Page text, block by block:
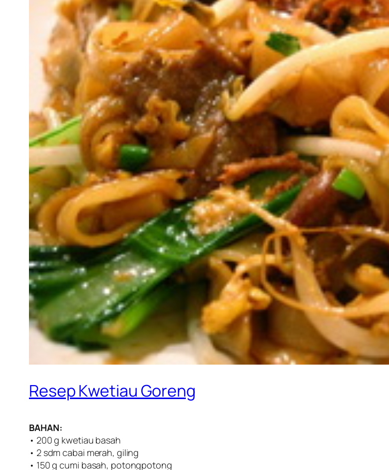
Resep Kwetiau Goreng
BAHAN:
• 200 g kwetiau basah
• 2 sdm cabai merah, giling
• 150 g cumi basah, potongpotong